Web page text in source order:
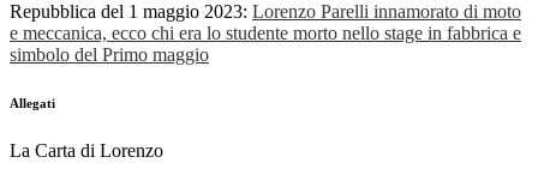
Repubblica del 1 maggio 2023: Lorenzo Parelli innamorato di moto
e meccanica, ecco chi era lo studente morto nello stage in fabbrica e
simbolo del Primo maggio
Allegati
La Carta di Lorenzo